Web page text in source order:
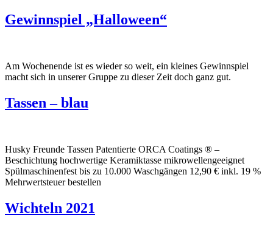
Gewinnspiel „Halloween“
Am Wochenende ist es wieder so weit, ein kleines Gewinnspiel
macht sich in unserer Gruppe zu dieser Zeit doch ganz gut.
Tassen – blau
Husky Freunde Tassen Patentierte ORCA Coatings ® –
Beschichtung hochwertige Keramiktasse mikrowellengeeignet
Spülmaschinenfest bis zu 10.000 Waschgängen 12,90 € inkl. 19 %
Mehrwertsteuer bestellen
Wichteln 2021